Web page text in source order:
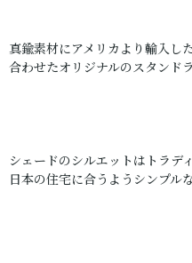
真鍮素材にアメリカより輸入し
合わせたオリジナルのスタンドラ
シェードのシルエットはトラデ
日本の住宅に合うようシンプル